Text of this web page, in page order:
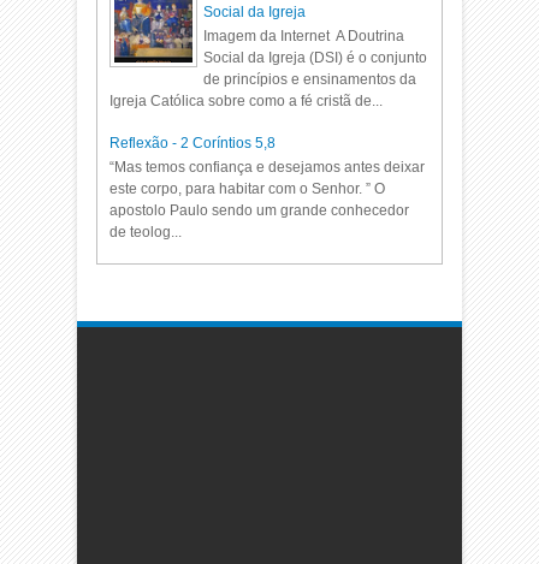
Social da Igreja
Imagem da Internet A Doutrina
Social da Igreja (DSI) é o conjunto
de princípios e ensinamentos da
Igreja Católica sobre como a fé cristã de...
Reflexão - 2 Coríntios 5,8
“Mas temos confiança e desejamos antes deixar
este corpo, para habitar com o Senhor. ” O
apostolo Paulo sendo um grande conhecedor
de teolog...